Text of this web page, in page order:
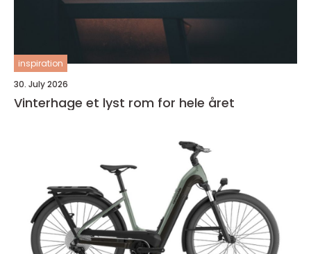
inspiration
30. July 2026
Vinterhage et lyst rom for hele året